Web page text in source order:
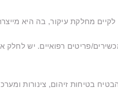
מחלקת עיקור, בה היא
פריטים רפואיים. יש לחלק
בטיחות זיהום, צינורות